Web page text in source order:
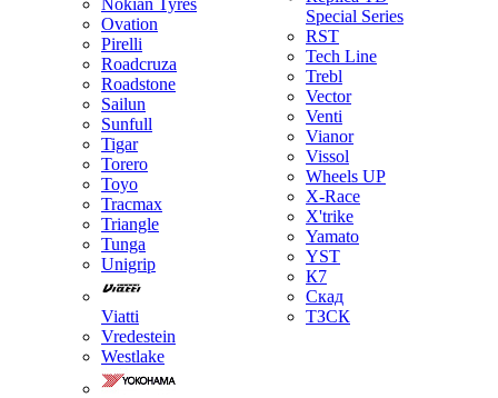
Nokian Tyres
Ovation
Pirelli
Roadcruza
Roadstone
Sailun
Sunfull
Tigar
Torero
Toyo
Tracmax
Triangle
Tunga
Unigrip
Viatti
Vredestein
Westlake
Special Series
RST
Tech Line
Trebl
Vector
Venti
Vianor
Vissol
Wheels UP
X-Race
X'trike
Yamato
YST
К7
Скад
ТЗСК